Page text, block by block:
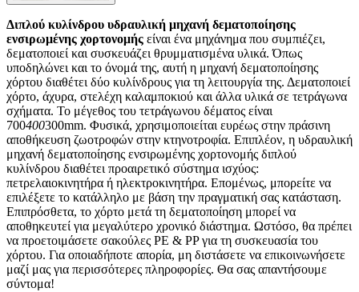
Διπλού κυλίνδρου υδραυλική μηχανή δεματοποίησης
ενσιρωμένης χορτονομής είναι ένα μηχάνημα που συμπιέζει,
δεματοποιεί και συσκευάζει θρυμματισμένα υλικά. Όπως
υποδηλώνει και το όνομά της, αυτή η μηχανή δεματοποίησης
χόρτου διαθέτει δύο κυλίνδρους για τη λειτουργία της. Δεματοποιεί
χόρτο, άχυρα, στελέχη καλαμποκιού και άλλα υλικά σε τετράγωνα
σχήματα. Το μέγεθος του τετράγωνου δέματος είναι
700400300mm. Φυσικά, χρησιμοποιείται ευρέως στην πράσινη
αποθήκευση ζωοτροφών στην κτηνοτροφία. Επιπλέον, η υδραυλική
μηχανή δεματοποίησης ενσιρωμένης χορτονομής διπλού
κυλίνδρου διαθέτει προαιρετικό σύστημα ισχύος:
πετρελαιοκινητήρα ή ηλεκτροκινητήρα. Επομένως, μπορείτε να
επιλέξετε το κατάλληλο με βάση την πραγματική σας κατάσταση.
Επιπρόσθετα, το χόρτο μετά τη δεματοποίηση μπορεί να
αποθηκευτεί για μεγαλύτερο χρονικό διάστημα. Ωστόσο, θα πρέπει
να προετοιμάσετε σακούλες PE & PP για τη συσκευασία του
χόρτου. Για οποιαδήποτε απορία, μη διστάσετε να επικοινωνήσετε
μαζί μας για περισσότερες πληροφορίες. Θα σας απαντήσουμε
σύντομα!